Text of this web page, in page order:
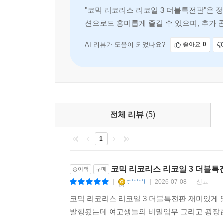
"코믹 리코리스 리코일 3 더블특전판"은
션으로도 흥미롭게 즐길 수 있으며, 추가
품은 팬들에게 큰 기쁨을 주며,
전체 리뷰(5)
종이책 구매 코믹 리코리스 리코일 3 더블특
| t******t | 2026-07-08 | 신고
코믹 리코리스 리코일 3 더블특전판 재미있